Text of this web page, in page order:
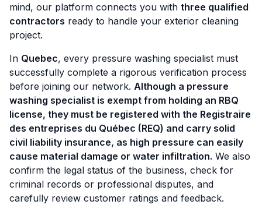
mind, our platform connects you with three qualified
contractors ready to handle your exterior cleaning
project.
In Quebec, every pressure washing specialist must
successfully complete a rigorous verification process
before joining our network. Although a pressure
washing specialist is exempt from holding an RBQ
license, they must be registered with the Registraire
des entreprises du Québec (REQ) and carry solid
civil liability insurance, as high pressure can easily
cause material damage or water infiltration. We also
confirm the legal status of the business, check for
criminal records or professional disputes, and
carefully review customer ratings and feedback.